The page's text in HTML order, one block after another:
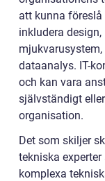
att kunna
inkludera
dataanalys. IT-
och kan vara
självständigt
organisation.
Det som skiljer
tekniska
komplexa